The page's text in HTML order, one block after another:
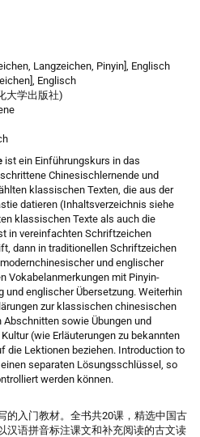
Langzeichen, Pinyin], Englisch
Englisch
大学出版社)
ist ein Einführungskurs in das
Chinesischlernende und
klassischen Texten, die aus der
datieren (Inhaltsverzeichnis siehe
klassischen Texte als auch die
in vereinfachten Schriftzeichen
dann in traditionellen Schriftzeichen
und englischer
Vokabelanmerkungen mit Pinyin-
englischer Übersetzung. Weiterhin
zur klassischen chinesischen
sowie Übungen und
(wie Erläuterungen zu bekannten
die Lektionen beziehen. Introduction to
separaten Lösungsschlüssel, so
werden können.
的入门教材。全书共20课，精选中国古
汉语拼音标注课文和补充阅读的古文读